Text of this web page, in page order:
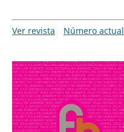
Ver revista Número actual